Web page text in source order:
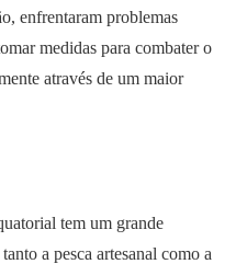
enfrentaram problemas
medidas para combater o
através de um maior
tem um grande
a pesca artesanal como a